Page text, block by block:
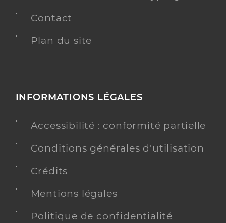
Contact
Plan du site
INFORMATIONS LÉGALES
Accessibilité : conformité partielle
Conditions générales d'utilisation
Crédits
Mentions légales
Politique de confidentialité